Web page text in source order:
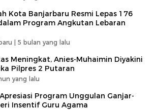
Kota Banjarbaru Resmi Lepas 176
Program Angkutan Lebaran
| 5 bulan yang lalu
Meningkat, Anies-Muhaimin Diyakini
Pilpres 2 Putaran
yang lalu
Apresiasi Program Unggulan Ganjar-
Insentif Guru Agama